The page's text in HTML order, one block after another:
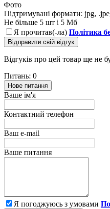
Фото
Підтримувані формати: jpg,
Не більше 5 шт і 5 Мб
Я прочитав(-ла) Політика
Відправити свій відгук
Відгуків про цей товар ще не
Питань: 0
Нове питання
Ваше ім'я
Контактний телефон
Ваш e-mail
Ваше питання
Я погоджуюсь з умовами